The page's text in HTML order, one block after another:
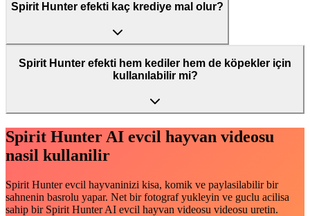
Spirit Hunter efekti kaç krediye mal olur?
Spirit Hunter efekti hem kediler hem de köpekler için
kullanılabilir mi?
Spirit Hunter AI evcil hayvan videosu
nasil kullanilir
Spirit Hunter evcil hayvaninizi kisa, komik ve paylasilabilir bir
sahnenin basrolu yapar. Net bir fotograf yukleyin ve guclu acilisa
sahip bir Spirit Hunter AI evcil hayvan videosu videosu uretin.